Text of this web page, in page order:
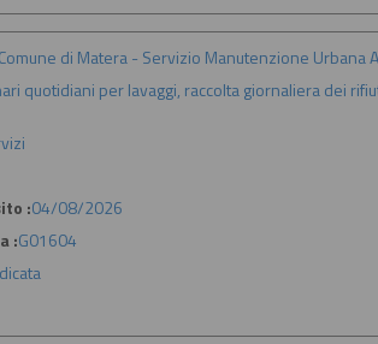
Comune di Matera - Servizio Manutenzione Urbana
quotidiani per lavaggi, raccolta giornaliera dei
:04/08/2026
:G01604